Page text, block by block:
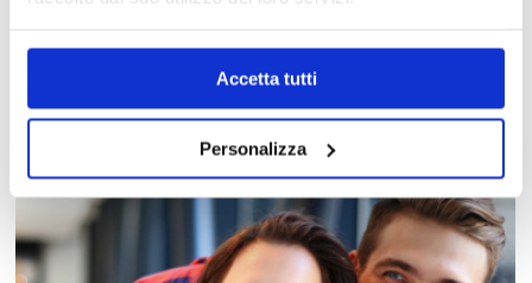
Accetta tutti
Personalizza
MAPPA DEL CENTRO
Trova in un attimo il punto vendita che ti interessa!